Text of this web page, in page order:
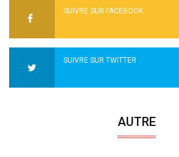
SUIVRE SUR FACEBOOK
SUIVRE SUR TWITTER
AUTRE